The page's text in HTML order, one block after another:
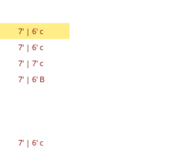
7'| 6' c
7'| 6' c
7'| 7' c
7'| 6' B
7'| 6' c